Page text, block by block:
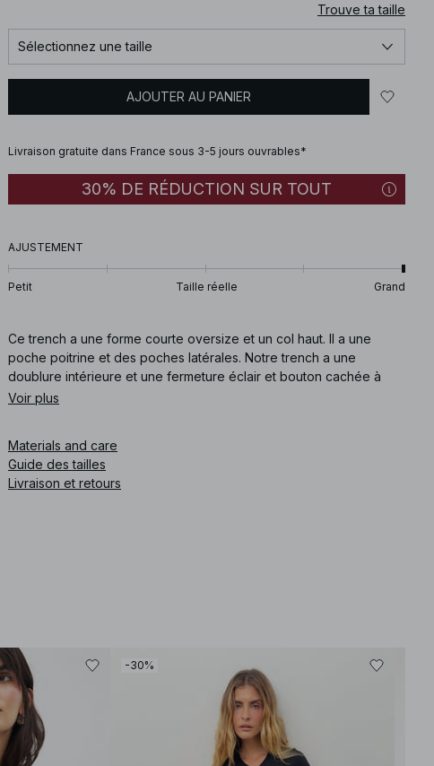
Trouve ta taille
Sélectionnez une taille
AJOUTER AU PANIER
Livraison gratuite dans France sous 3-5 jours ouvrables*
30% DE RÉDUCTION SUR TOUT
AJUSTEMENT
Petit Taille réelle Grand
Ce trench a une forme courte oversize et un col haut. Il a une
poche poitrine et des poches latérales. Notre trench a une
doublure intérieure et une fermeture éclair et bouton cachée à
l'avant. Ce trench est disponible en beige.
Voir plus
Materials and care
Guide des tailles
Livraison et retours
-30%